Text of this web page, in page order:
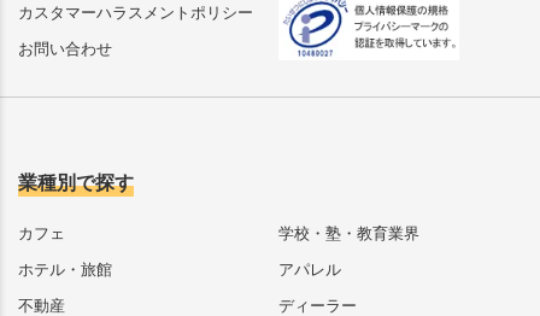
カスタマーハラスメントポリシー
お問い合わせ
業種別で探す
カフェ
ホテル・旅館
不動産
学校・塾・教育業界
アパレル
ディーラー